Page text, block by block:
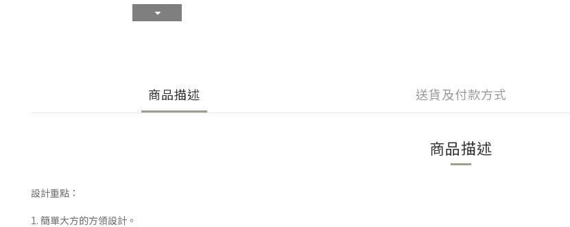
商品描述 送貨及付款方式
商品描述
設計重點：
1. 簡單大方的方領設計。